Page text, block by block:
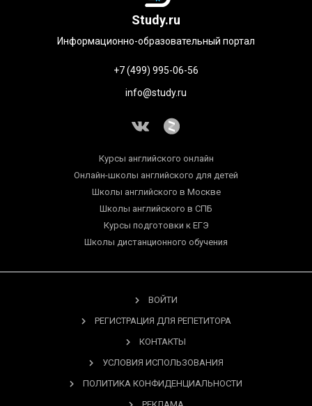
Study.ru
Информационно-образовательный портал
+7 (499) 995-06-56
info@study.ru
Курсы английского онлайн
Онлайн-школы английского для детей
Школы английского в Москве
Школы английского в СПБ
Курсы подготовки к ЕГЭ
Школы дистанционного обучения
ВОЙТИ
РЕГИСТРАЦИЯ ДЛЯ РЕПЕТИТОРА
КОНТАКТЫ
УСЛОВИЯ ИСПОЛЬЗОВАНИЯ
ПОЛИТИКА КОНФИДЕНЦИАЛЬНОСТИ